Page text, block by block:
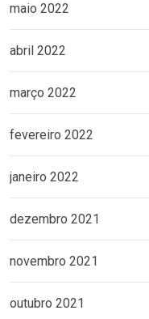
maio 2022
abril 2022
março 2022
fevereiro 2022
janeiro 2022
dezembro 2021
novembro 2021
outubro 2021